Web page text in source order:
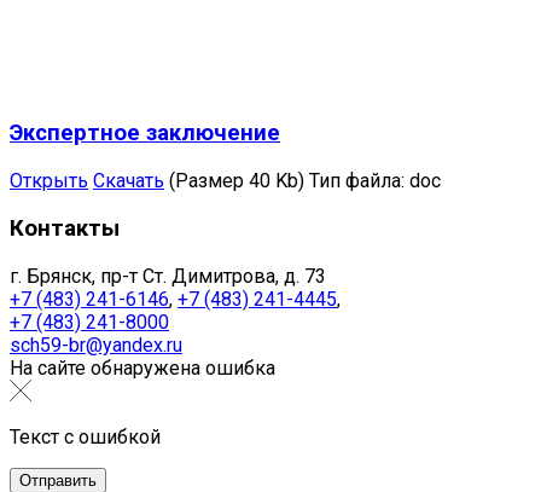
Экспертное заключение
Открыть Скачать (Размер 40 Kb) Тип файла: doc
Контакты
г. Брянск, пр-т Ст. Димитрова, д. 73
+7 (483) 241-6146, +7 (483) 241-4445,
+7 (483) 241-8000
sch59-br@yandex.ru
На сайте обнаружена ошибка
Текст с ошибкой